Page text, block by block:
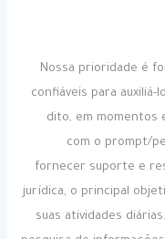
Nossa prioridade é
confiáveis para auxiliá-
dito, em momentos
com o prompt/
fornecer suporte e
jurídica, o principal
suas atividades